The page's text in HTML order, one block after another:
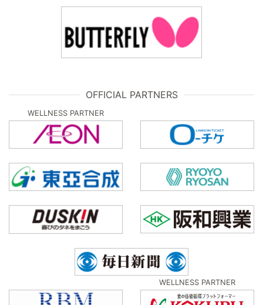
OFFICIAL PARTNERS
WELLNESS PARTNER
WELLNESS PARTNER